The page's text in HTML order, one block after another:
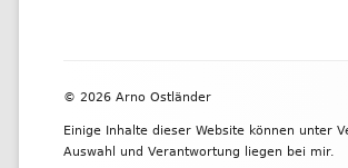
Inhalt
© 2026 Arno Ostländer
Einige Inhalte dieser Website können unter
Auswahl und Verantwortung liegen bei mir.